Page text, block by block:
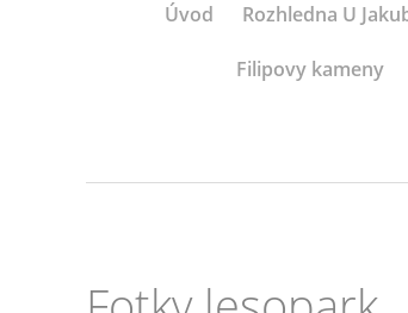
Úvod Rozhledna U
Filipovy kameny